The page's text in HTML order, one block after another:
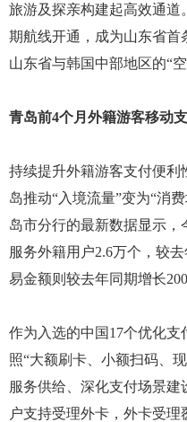
旅游及探亲构建起高效通道
期航线开通，成为山东省首
山东省与韩国中部地区的“
青岛前4个月外籍游客移动
持续提升外籍游客支付便
岛推动“入境流量”变为“消
岛市分行的最新数据显示，
服务外籍用户2.6万个，较
易金额则较去年同期增长
作为入选的中国17个优化
照“大额刷卡、小额扫码、
服务供给、深化支付场景建
户支持受理外卡，外卡受理